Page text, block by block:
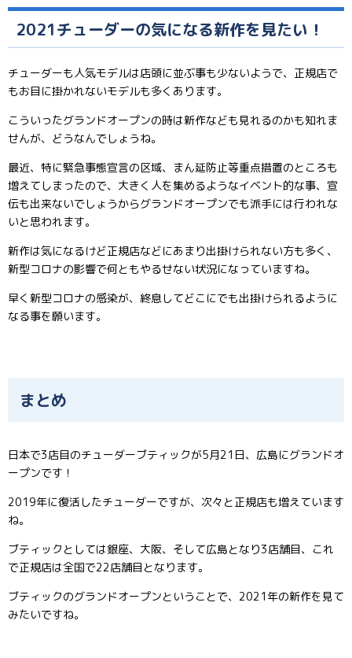
2021チューダーの気になる新作を見たい！
チューダーも人気モデルは店頭に並ぶ事も少ないようで、正規店で
もお目に掛かれないモデルも多くあります。
こういったグランドオープンの時は新作なども見れるのかも知れま
せんが、どうなんでしょうね。
最近、特に緊急事態宣言の区域、まん延防止等重点措置のところも
増えてしまったので、大きく人を集めるようなイベント的な事、宣
伝も出来ないでしょうからグランドオープンでも派手には行われな
いと思われます。
新作は気になるけど正規店などにあまり出掛けられない方も多く、
新型コロナの影響で何ともやるせない状況になっていますね。
早く新型コロナの感染が、終息してどこにでも出掛けられるように
なる事を願います。
まとめ
日本で3店目のチューダーブティックが5月21日、広島にグランドオ
ープンです！
2019年に復活したチューダーですが、次々と正規店も増えています
ね。
ブティックとしては銀座、大阪、そして広島となり3店舗目、これ
で正規店は全国で22店舗目となります。
ブティックのグランドオープンということで、2021年の新作を見て
みたいですね。